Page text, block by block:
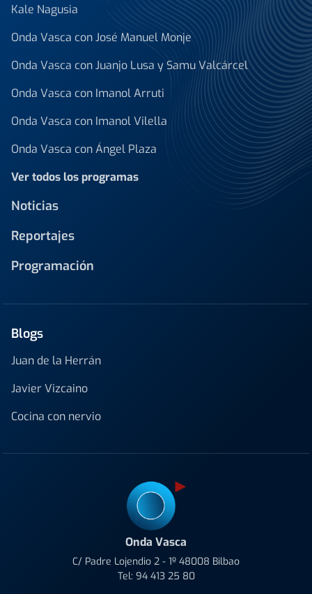
Kale Nagusia
Onda Vasca con José Manuel Monje
Onda Vasca con Juanjo Lusa y Samu Valcárcel
Onda Vasca con Imanol Arruti
Onda Vasca con Imanol Vilella
Onda Vasca con Ángel Plaza
Ver todos los programas
Noticias
Reportajes
Programación
Blogs
Juan de la Herrán
Javier Vizcaino
Cocina con nervio
Onda Vasca
C/ Padre Lojendio 2 - 1º 48008 Bilbao
Tel: 94 413 25 80